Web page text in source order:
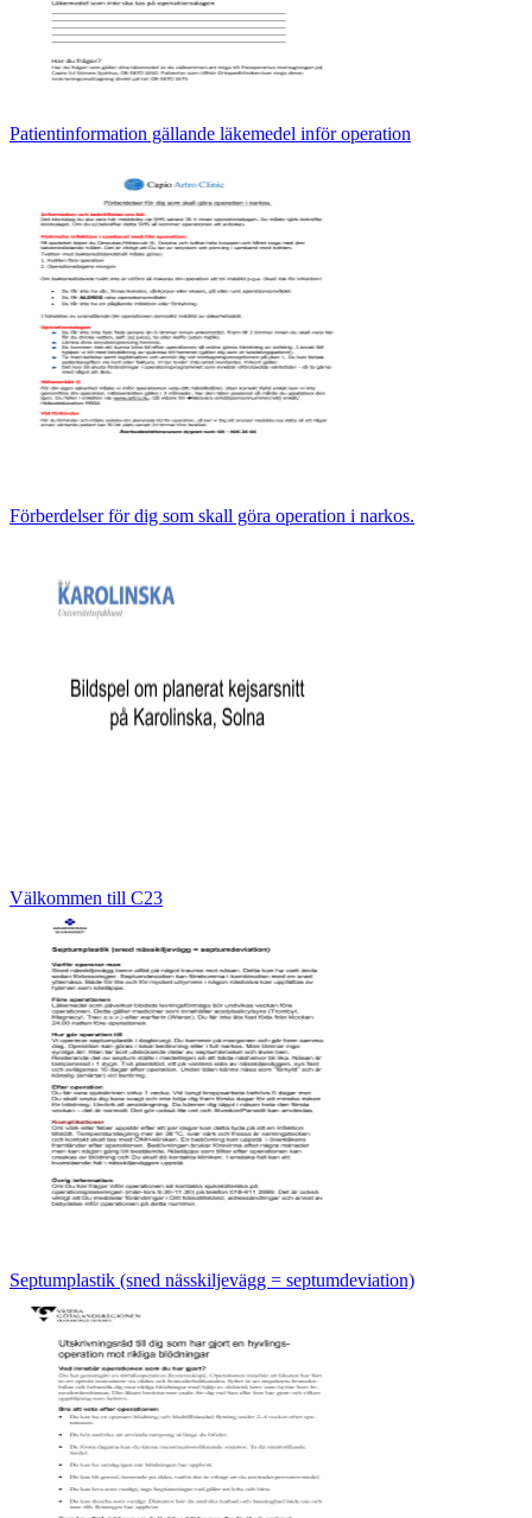
Patientinformation gällande läkemedel inför operation
Förberdelser för dig som skall göra operation i narkos.
Välkommen till C23
Septumplastik (sned nässkiljevägg = septumdeviation)